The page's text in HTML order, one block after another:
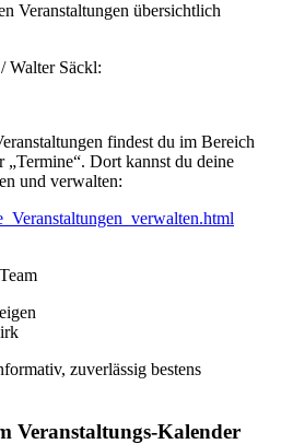
Veranstaltungen übersichtlich
Walter Säckl:
findest du im Bereich
Dort kannst du deine
und verwalten:
zuverlässig bestens
Veranstaltungs-Kalender